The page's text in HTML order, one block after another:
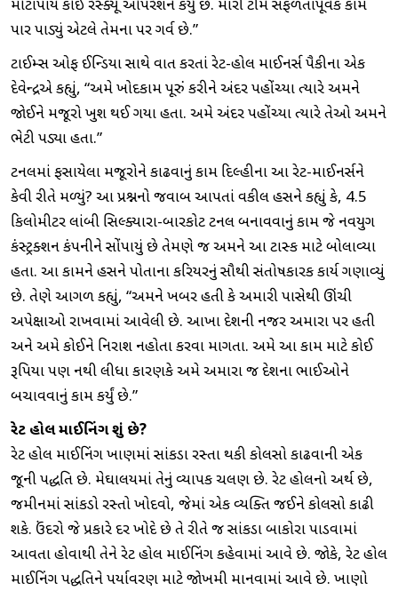
મોટાપાયે કોઈ રેસ્ક્યૂ ઓપરેશન કર્યું છે. મારી ટીમે સફળતાપૂર્વક કામ
પાર પાડ્યું એટલે તેમના પર ગર્વ છે.”
ટાઈમ્સ ઓફ ઈન્ડિયા સાથે વાત કરતાં રેટ-હોલ માઈનર્સ પૈકીના એક
દેવેન્દ્રએ કહ્યું, “અમે ખોદકામ પૂરું કરીને અંદર પહોંચ્યા ત્યારે અમને
જોઈને મજૂરો ખુશ થઈ ગયા હતા. અમે અંદર પહોંચ્યા ત્યારે તેઓ અમને
ભેટી પડ્યા હતા.”
ટનલમાં ફસાયેલા મજૂરોને કાઢવાનું કામ દિલ્હીના આ રેટ-માઈનર્સને
કેવી રીતે મળ્યું? આ પ્રશ્નનો જવાબ આપતાં વકીલ હસને કહ્યું કે, 4.5
કિલોમીટર લાંબી સિલ્ક્યારા-બારકોટ ટનલ બનાવવાનું કામ જે નવયુગ
કંસ્ટ્રક્શન કંપનીને સોંપાયું છે તેમણે જ અમને આ ટાસ્ક માટે બોલાવ્યા
હતા. આ કામને હસને પોતાના કરિયરનું સૌથી સંતોષકારક કાર્ય ગણાવ્યું
છે. તેણે આગળ કહ્યું, “અમને ખબર હતી કે અમારી પાસેથી ઊંચી
અપેક્ષાઓ રાખવામાં આવેલી છે. આખા દેશની નજર અમારા પર હતી
અને અમે કોઈને નિરાશ નહોતા કરવા માગતા. અમે આ કામ માટે કોઈ
રૂપિયા પણ નથી લીધા કારણકે અમે અમારા જ દેશના ભાઈઓને
બચાવવાનું કામ કર્યું છે.”
રેટ હોલ માઈનિંગ શું છે?
રેટ હોલ માઈનિંગ ખાણમાં સાંકડા રસ્તા થકી કોલસો કાઢવાની એક
જૂની પદ્ધતિ છે. મેઘાલયમાં તેનું વ્યાપક ચલણ છે. રેટ હોલનો અર્થ છે,
જમીનમાં સાંકડો રસ્તો ખોદવો, જેમાં એક વ્યક્તિ જઈને કોલસો કાઢી
શકે. ઉંદરો જે પ્રકારે દર ખોદે છે તે રીતે જ સાંકડા બાકોરા પાડવામાં
આવતા હોવાથી તેને રેટ હોલ માઈનિંગ કહેવામાં આવે છે. જોકે, રેટ હોલ
માઈનિંગ પદ્ધતિને પર્યાવરણ માટે જોખમી માનવામાં આવે છે. ખાણો